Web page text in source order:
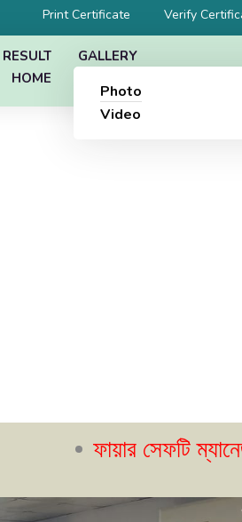
Print Certificate Verify
GALLERY
Photo
Video
RESULT
HOME
ফায়ার সেফটি ম্যানেজার